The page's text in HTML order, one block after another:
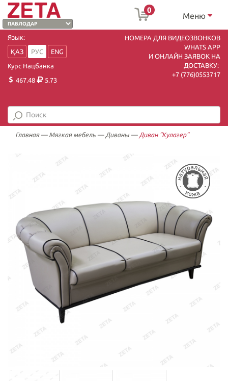
0
Меню
Язык:
ҚАЗ
РУС
ENG
Курс Нацбанка
467.48
5.73
НОМЕРА ДЛЯ ВИДЕОЗВОНКОВ
WHATS APP
И ОНЛАЙН ЗАЯВОК НА
ДОСТАВКУ:
+7 (776)0553717
Главная— Мягкая мебель — Диваны — Диван "Кулагер"